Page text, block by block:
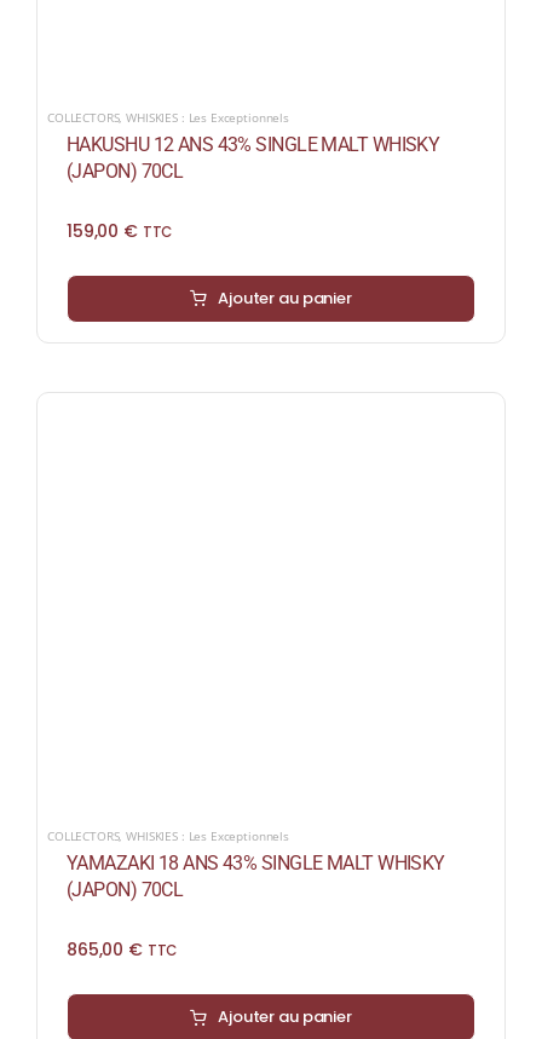
COLLECTORS,WHISKIES : Les Exceptionnels
HAKUSHU 12 ANS 43% SINGLE MALT WHISKY
(JAPON) 70CL
159,00 € TTC
Ajouter au panier
COLLECTORS,WHISKIES : Les Exceptionnels
YAMAZAKI 18 ANS 43% SINGLE MALT WHISKY
(JAPON) 70CL
865,00 € TTC
Ajouter au panier